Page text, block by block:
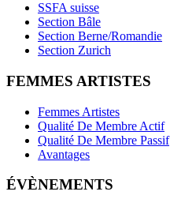
SSFA suisse
Section Bâle
Section Berne/Romandie
Section Zurich
FEMMES ARTISTES
Femmes Artistes
Qualité De Membre Actif
Qualité De Membre Passif
Avantages
ÉVÈNEMENTS